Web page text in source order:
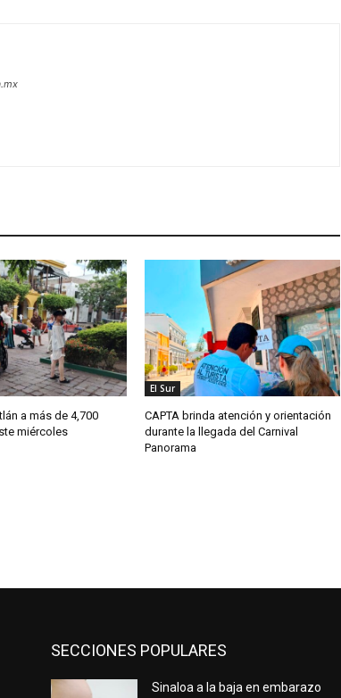
a más de 4,700
miércoles
El Sur
CAPTA brinda atención y orientación
durante la llegada del Carnival
Panorama
SECCIONES POPULARES
Sinaloa a la baja en embarazo